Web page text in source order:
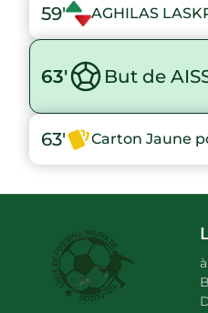
59' AGHILAS
63' But de
63' Carton Jaune